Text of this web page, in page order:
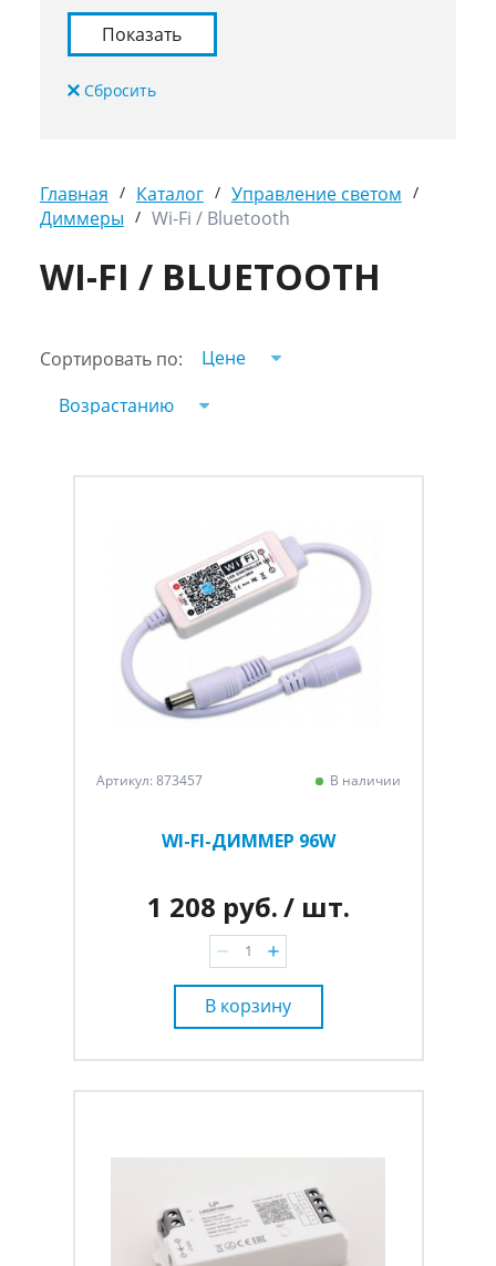
Главная / Каталог / Управление светом /
Диммеры / Wi-Fi / Bluetooth
WI-FI / BLUETOOTH
Сортировать по:
Цене
Возрастанию
Артикул: 873457 В наличии
WI-FI-ДИММЕР 96W
1 208 руб./ шт.
В корзину